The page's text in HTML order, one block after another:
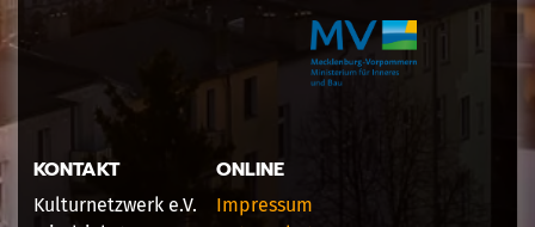
KONTAKT
Kulturnetzwerk e.V.
ONLINE
Impressum